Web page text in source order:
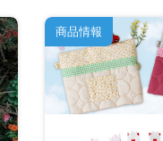
商品情報